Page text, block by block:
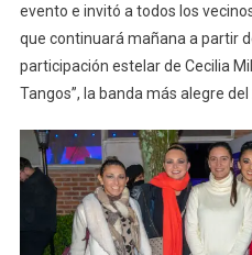
evento e invitó a todos los
que continuará mañana a partir
participación estelar de Cecilia
Tangos”, la banda más alegre del